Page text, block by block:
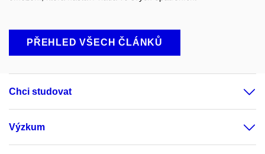
PŘEHLED VŠECH ČLÁNKŮ
Chci studovat
Výzkum